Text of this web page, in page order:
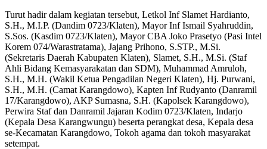
Turut hadir dalam kegiatan tersebut, Letkol Inf Slamet Hardianto,
S.H., M.I.P. (Dandim 0723/Klaten), Mayor Inf Ismail Syahruddin,
S.Sos. (Kasdim 0723/Klaten), Mayor CBA Joko Prasetyo (Pasi Intel
Korem 074/Warastratama), Jajang Prihono, S.STP., M.Si.
(Sekretaris Daerah Kabupaten Klaten), Slamet, S.H., M.Si. (Staf
Ahli Bidang Kemasyarakatan dan SDM), Muhammad Amruloh,
S.H., M.H. (Wakil Ketua Pengadilan Negeri Klaten), Hj. Purwani,
S.H., M.H. (Camat Karangdowo), Kapten Inf Rudyanto (Danramil
17/Karangdowo), AKP Sumasna, S.H. (Kapolsek Karangdowo),
Perwira Staf dan Danramil Jajaran Kodim 0723/Klaten, Indarjo
(Kepala Desa Karangwungu) beserta perangkat desa, Kepala desa
se-Kecamatan Karangdowo, Tokoh agama dan tokoh masyarakat
setempat.